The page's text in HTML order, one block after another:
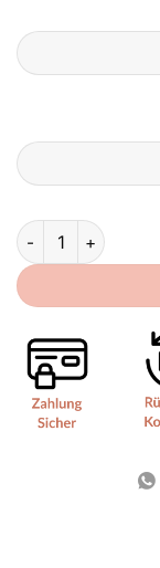
Boho Brautkleid